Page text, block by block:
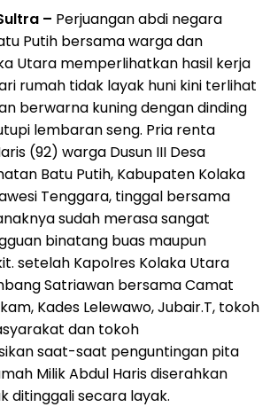
– Perjuangan abdi negara
Putih bersama warga dan
Utara memperlihatkan hasil kerja
rumah tidak layak huni kini terlihat
berwarna kuning dengan dinding
lembaran seng. Pria renta
(92) warga Dusun III Desa
Batu Putih, Kabupaten Kolaka
Tenggara, tinggal bersama
sudah merasa sangat
binatang buas maupun
setelah Kapolres Kolaka Utara
Satriawan bersama Camat
Kades Lelewawo, Jubair.T, tokoh
dan tokoh
saat-saat penguntingan pita
Milik Abdul Haris diserahkan
ditinggali secara layak.